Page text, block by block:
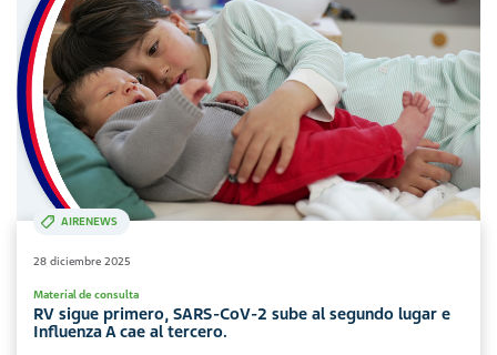
AIRENEWS
28 diciembre 2025
Material de consulta
RV sigue primero, SARS-CoV-2 sube al segundo lugar e
Influenza A cae al tercero.